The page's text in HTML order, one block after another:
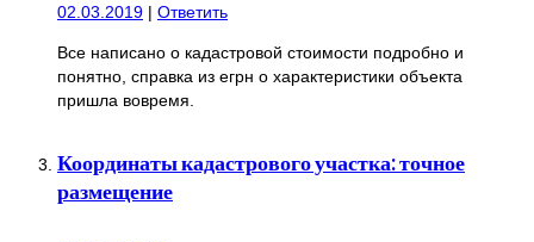
02.03.2019 | Ответить
Все написано о кадастровой стоимости подробно и
понятно, справка из егрн о характеристики объекта
пришла вовремя.
Координаты кадастрового участка: точное
размещение